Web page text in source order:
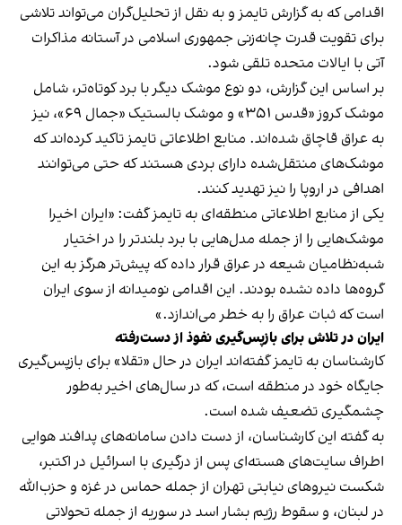
اقدامی که به گزارش تایمز و به نقل از تحلیل‌گران می‌تواند تلاشی
برای تقویت قدرت چانه‌زنی جمهوری اسلامی در آستانه مذاکرات
آتی با ایالات متحده تلقی شود.
بر اساس این گزارش، دو نوع موشک دیگر با برد کوتاه‌تر، شامل
موشک کروز «قدس ۳۵۱» و موشک بالستیک «جمال ۶۹»، نیز
به عراق قاچاق شده‌اند. منابع اطلاعاتی تایمز تاکید کرده‌اند که
موشک‌های منتقل‌شده دارای بردی هستند که حتی می‌توانند
اهدافی در اروپا را نیز تهدید کنند.
یکی از منابع اطلاعاتی منطقه‌ای به تایمز گفت: «ایران اخیرا
موشک‌هایی را از جمله مدل‌هایی با برد بلندتر را در اختیار
شبه‌نظامیان شیعه در عراق قرار داده که پیش‌تر هرگز به این
گروه‌ها داده نشده بودند. این اقدامی نومیدانه از سوی ایران
است که ثبات عراق را به خطر می‌اندازد.»
ایران در تلاش برای بازپس‌گیری نفوذ از دست‌رفته
کارشناسان به تایمز گفته‌اند ایران در حال «تقلا» برای بازپس‌گیری
جایگاه خود در منطقه است، که در سال‌های اخیر به‌طور
چشمگیری تضعیف شده است.
به گفته این کارشناسان، از دست دادن سامانه‌های پدافند هوایی
اطراف سایت‌های هسته‌ای پس از درگیری با اسرائیل در اکتبر،
شکست نیروهای نیابتی تهران از جمله حماس در غزه و حزب‌الله
در لبنان، و سقوط رژیم بشار اسد در سوریه از جمله تحولاتی